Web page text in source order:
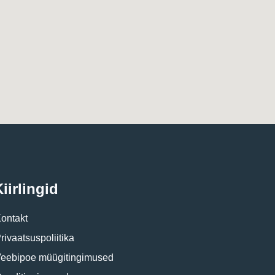
müügitingimused